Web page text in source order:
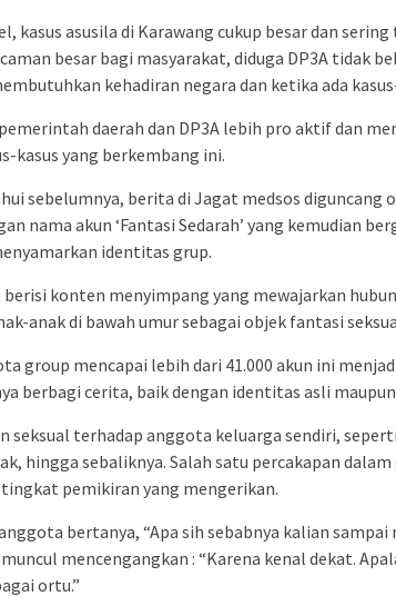
kasus asusila di Karawang cukup besar dan
besar bagi masyarakat, diduga DP3A tidak
kehadiran negara dan ketika ada
daerah dan DP3A lebih pro aktif dan
kasus yang berkembang ini.
sebelumnya, berita di Jagat medsos diguncang
nama akun ‘Fantasi Sedarah’ yang kemudian
identitas grup.
konten menyimpang yang mewajarkan
anak di bawah umur sebagai objek fantasi
group mencapai lebih dari 41.000 akun ini
berbagi cerita, baik dengan identitas asli
seksual terhadap anggota keluarga sendiri,
hingga sebaliknya. ‎Salah satu percakapan
pemikiran yang mengerikan.
bertanya, “Apa sih sebabnya kalian sampai
mencengangkan : “Karena kenal dekat.
ortu.”